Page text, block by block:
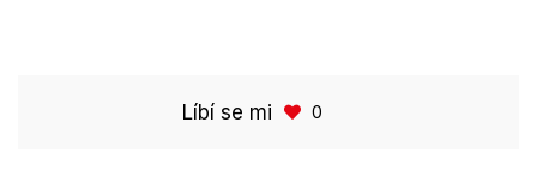
Líbí se mi 0